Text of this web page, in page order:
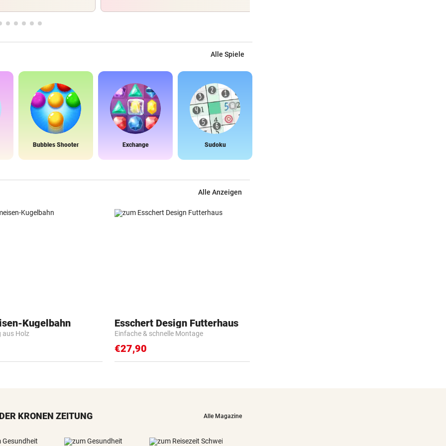
Alle Spiele
Bubbles Shooter Exchange Sudoku
Alle Anzeigen
Kugelbahn
aus Holz
Esschert Design Futterhaus
Einfache & schnelle Montage
€27,90
KRONEN ZEITUNG Alle Magazine